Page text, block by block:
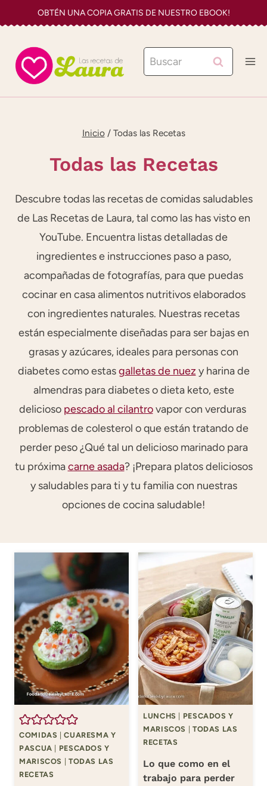
al
contenido
OBTÉN UNA COPIA GRATIS DE NUESTRO EBOOK!
Buscar:
Inicio / Todas las Recetas
Todas las Recetas
Descubre todas las recetas de comidas saludables
de Las Recetas de Laura, tal como las has visto en
YouTube. Encuentra listas detalladas de
ingredientes e instrucciones paso a paso,
acompañadas de fotografías, para que puedas
cocinar en casa alimentos nutritivos elaborados
con ingredientes naturales. Nuestras recetas
están especialmente diseñadas para ser bajas en
grasas y azúcares, ideales para personas con
diabetes como estasgalletas de nuez y harina de
almendras para diabetes o dieta keto, este
delicioso pescado al cilantrovapor con verduras
problemas de colesterol o que están tratando de
perder peso ¿Qué tal un delicioso marinado para
tu próximacarne asada? ¡Prepara platos deliciosos
y saludables para ti y tu familia con nuestras
opciones de cocina saludable!
COMIDAS |CUARESMA Y
PASCUA
PESCADOS Y
MARISCOS
TODAS LAS
RECETAS
LUNCHS
PESCADOS Y
MARISCOS
TODAS LAS
RECETAS
Lo que como en el
trabajo para perder